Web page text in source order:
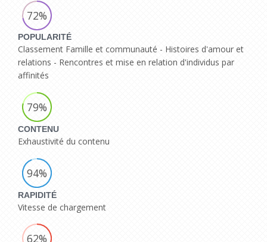
72%
POPULARITÉ
Classement Famille et communauté - Histoires d'amour et
relations - Rencontres et mise en relation d'individus par
affinités
79%
CONTENU
Exhaustivité du contenu
94%
RAPIDITÉ
Vitesse de chargement
62%